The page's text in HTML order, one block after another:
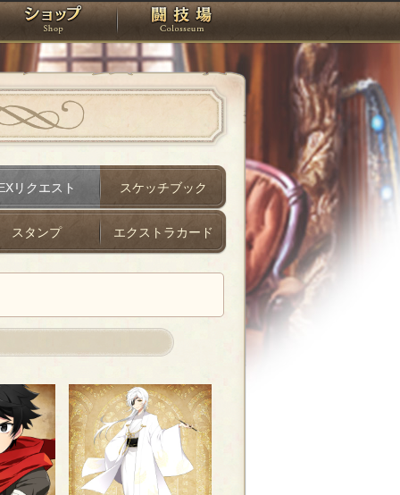
タジオ ショップ 闘技場
リクエスト スケッチブック
スタンプ エクストラカード